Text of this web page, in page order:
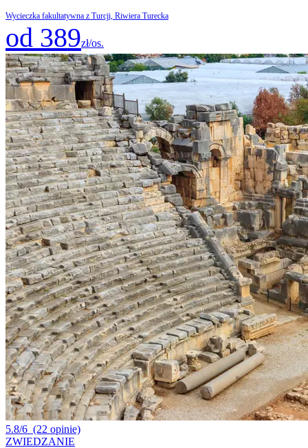
Wycieczka fakultatywna z Turcji, Riwiera Turecka
od 389zł/os.
5.8/6 (22 opinie)
ZWIEDZANIE